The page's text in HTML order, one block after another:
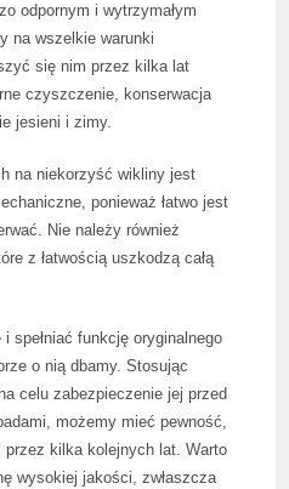
odpornym i wytrzymałym
na wszelkie warunki
się nim przez kilka lat
czyszczenie, konserwacja
jesieni i zimy.
na niekorzyść wikliny jest
ponieważ łatwo jest
Nie należy również
z łatwością uszkodzą całą
spełniać funkcję oryginalnego
o nią dbamy. Stosując
celu zabezpieczenie jej przed
możemy mieć pewność,
kilka kolejnych lat. Warto
wysokiej jakości, zwłaszcza